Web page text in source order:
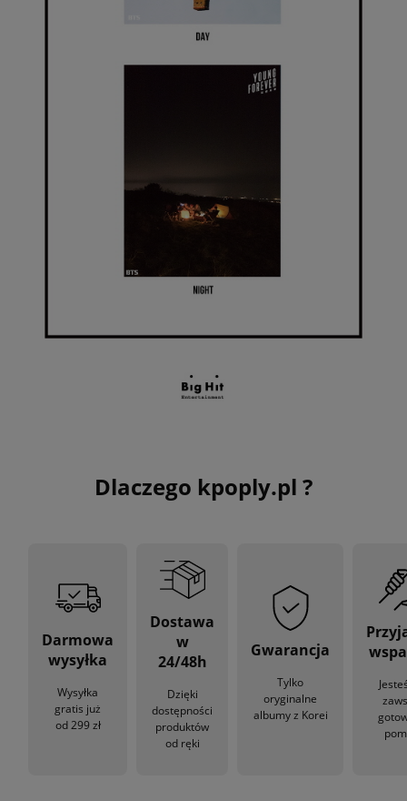
Dlaczego kpoply.pl ?
Darmowa
wysyłka
Wysyłka
gratis już
od 299 zł
Dostawa
w
24/48h
Dzięki
dostępności
produktów
od ręki
Gwarancja
Tylko
oryginalne
albumy z Korei